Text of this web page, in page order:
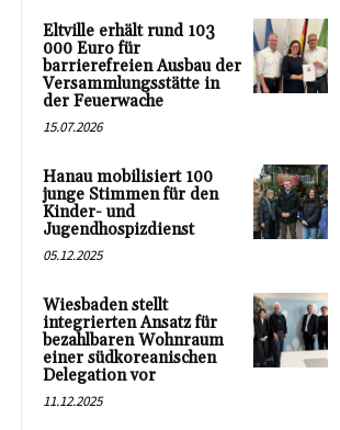
Eltville erhält rund 103
000 Euro für
barrierefreien Ausbau der
Versammlungsstätte in
der Feuerwache
15.07.2026
Hanau mobilisiert 100
junge Stimmen für den
Kinder- und
Jugendhospizdienst
05.12.2025
Wiesbaden stellt
integrierten Ansatz für
bezahlbaren Wohnraum
einer südkoreanischen
Delegation vor
11.12.2025